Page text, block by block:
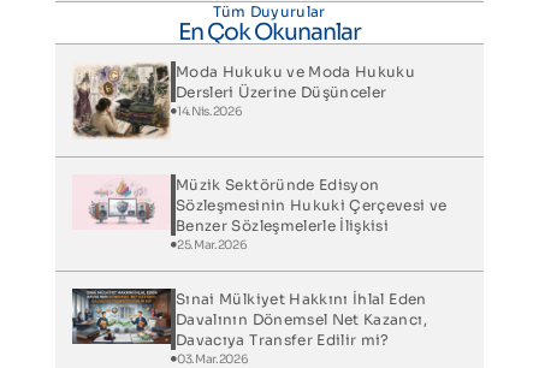
Tüm Duyurular
En Çok Okunanlar
Moda Hukuku ve Moda Hukuku
Dersleri Üzerine Düşünceler
14.Nis.2026
Müzik Sektöründe Edisyon
Sözleşmesinin Hukuki Çerçevesi ve
Benzer Sözleşmelerle İlişkisi
25.Mar.2026
Sınai Mülkiyet Hakkını İhlal Eden
Davalının Dönemsel Net Kazancı,
Davacıya Transfer Edilir mi?
03.Mar.2026